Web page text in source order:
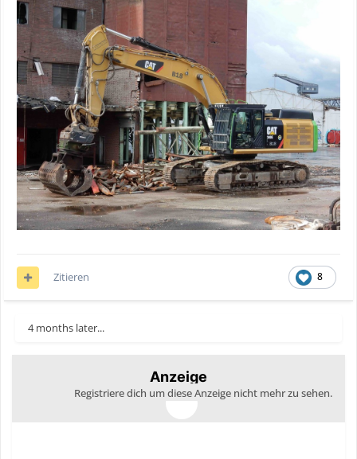
8
Zitieren
4 months later...
Anzeige
Registriere dich um diese Anzeige nicht mehr zu sehen.